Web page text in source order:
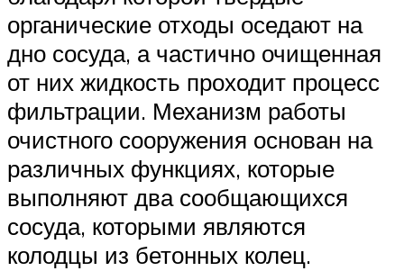
органические отходы оседают на
дно сосуда, а частично очищенная
от них жидкость проходит процесс
фильтрации. Механизм работы
очистного сооружения основан на
различных функциях, которые
выполняют два сообщающихся
сосуда, которыми являются
колодцы из бетонных колец.